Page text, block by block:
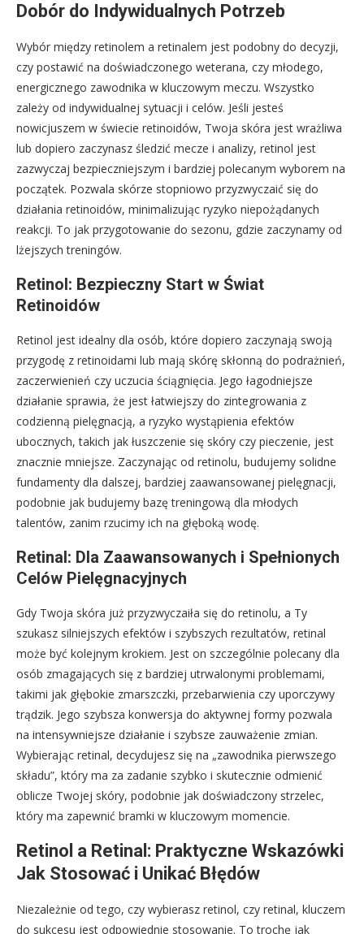
Dobór do Indywidualnych Potrzeb
Wybór między retinolem a retinalem jest podobny do decyzji,
czy postawić na doświadczonego weterana, czy młodego,
energicznego zawodnika w kluczowym meczu. Wszystko
zależy od indywidualnej sytuacji i celów. Jeśli jesteś
nowicjuszem w świecie retinoidów, Twoja skóra jest wrażliwa
lub dopiero zaczynasz śledzić mecze i analizy, retinol jest
zazwyczaj bezpieczniejszym i bardziej polecanym wyborem na
początek. Pozwala skórze stopniowo przyzwyczaić się do
działania retinoidów, minimalizując ryzyko niepożądanych
reakcji. To jak przygotowanie do sezonu, gdzie zaczynamy od
lżejszych treningów.
Retinol: Bezpieczny Start w Świat
Retinoidów
Retinol jest idealny dla osób, które dopiero zaczynają swoją
przygodę z retinoidami lub mają skórę skłonną do podrażnień,
zaczerwienień czy uczucia ściągnięcia. Jego łagodniejsze
działanie sprawia, że jest łatwiejszy do zintegrowania z
codzienną pielęgnacją, a ryzyko wystąpienia efektów
ubocznych, takich jak łuszczenie się skóry czy pieczenie, jest
znacznie mniejsze. Zaczynając od retinolu, budujemy solidne
fundamenty dla dalszej, bardziej zaawansowanej pielęgnacji,
podobnie jak budujemy bazę treningową dla młodych
talentów, zanim rzucimy ich na głęboką wodę.
Retinal: Dla Zaawansowanych i Spełnionych
Celów Pielęgnacyjnych
Gdy Twoja skóra już przyzwyczaiła się do retinolu, a Ty
szukasz silniejszych efektów i szybszych rezultatów, retinal
może być kolejnym krokiem. Jest on szczególnie polecany dla
osób zmagających się z bardziej utrwalonymi problemami,
takimi jak głębokie zmarszczki, przebarwienia czy uporczywy
trądzik. Jego szybsza konwersja do aktywnej formy pozwala
na intensywniejsze działanie i szybsze zauważenie zmian.
Wybierając retinal, decydujesz się na „zawodnika pierwszego
składu”, który ma za zadanie szybko i skutecznie odmienić
oblicze Twojej skóry, podobnie jak doświadczony strzelec,
który ma zapewnić bramki w kluczowym momencie.
Retinol a Retinal: Praktyczne Wskazówki
Jak Stosować i Unikać Błędów
Niezależnie od tego, czy wybierasz retinol, czy retinal, kluczem
do sukcesu jest odpowiednie stosowanie. To trochę jak